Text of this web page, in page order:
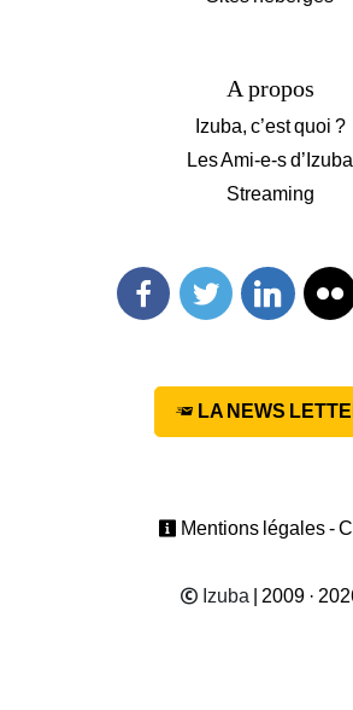
A propos
Izuba, c’est quoi ?
Les Ami-e-s d’Izuba
Streaming
LA NEWS
Mentions légales -
Izuba | 2009 ·